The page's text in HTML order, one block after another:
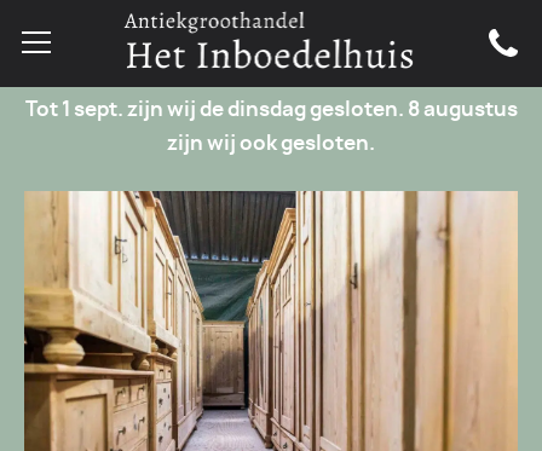
Tot 1 sept. zijn wij de dinsdag gesloten. 8 augustus
zijn wij ook gesloten.